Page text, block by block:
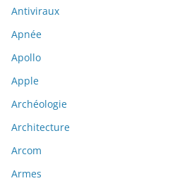
Antiviraux
Apnée
Apollo
Apple
Archéologie
Architecture
Arcom
Armes